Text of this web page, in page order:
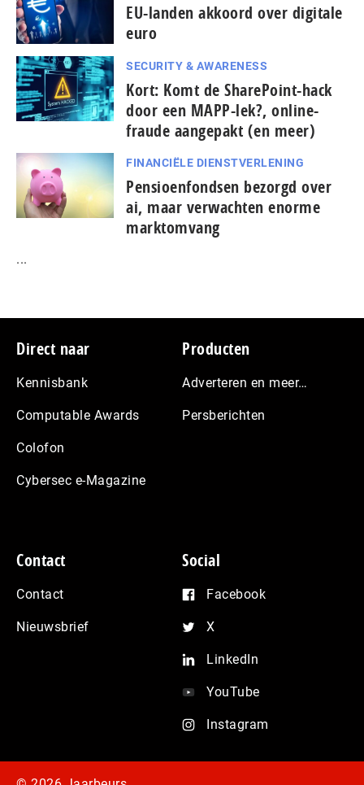
EU-landen akkoord over digitale
euro
SECURITY & AWARENESS
Kort: Komt de SharePoint-hack
door een MAPP-lek?, online-
fraude aangepakt (en meer)
FINANCIËLE DIENSTVERLENING
Pensioenfondsen bezorgd over
ai, maar verwachten enorme
marktomvang
...
Footer
Direct naar
Kennisbank
Computable Awards
Colofon
Cybersec e-Magazine
Producten
Adverteren en meer…
Persberichten
Contact
Contact
Nieuwsbrief
Social
Facebook
X
LinkedIn
YouTube
Instagram